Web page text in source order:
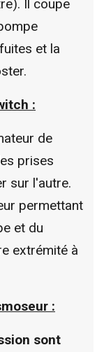
Il coupe
et la
:
de
prises
sur l'autre.
permettant
et du
extrémité à
:
sont